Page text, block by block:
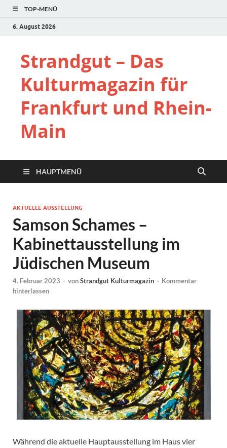
TOP-MENÜ
6. August 2026
Strandgut – Das
Kulturmagazin für
Frankfurt und Rhein-
Main
HAUPTMENÜ
AKTUELLE AUSSTELLUNG
Samson Schames –
Kabinettausstellung im
Jüdischen Museum
4. Februar 2023 - vonStrandgut Kulturmagazin - Kommentar
hinterlassen
Während die aktuelle Hauptausstellung im Haus vier